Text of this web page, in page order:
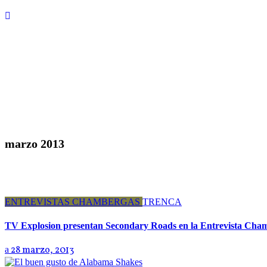
marzo 2013
ENTREVISTAS CHAMBERGAS TRENCA
TV Explosion presentan Secondary Roads en la Entrevista
28 marzo, 2013